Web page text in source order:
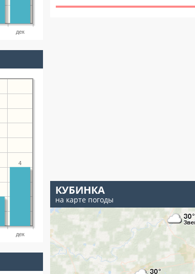
дек
дек
4
КУБИНКА
на карте погоды